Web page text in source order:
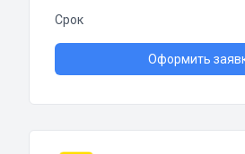
Срок
Оформить